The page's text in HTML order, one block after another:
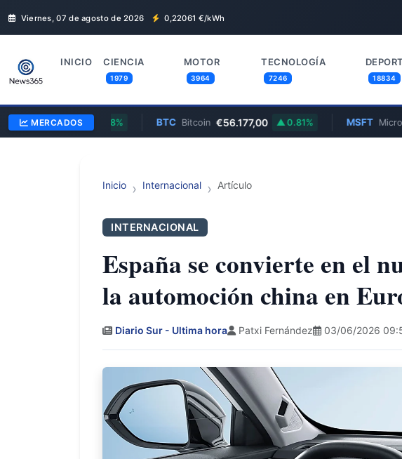
Viernes, 07 de agosto de 2026 0,22061 €/kWh
INICIO CIENCIA
1979
MOTOR
3964
TECNOLOGÍA
7246 18834
MERCADOS
0.38% Bitcoin €56.177,00 0.81% Microsoft
Inicio Internacional Artículo
INTERNACIONAL
España se convierte en el
la automoción china en
Diario Sur - Ultima hora Patxi Fernández 03/06/2026